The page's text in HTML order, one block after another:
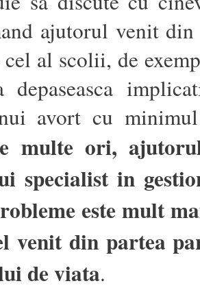
ajutorul venit
al scolii, de
avort cu
multe ori,
specialist in
este mult
venit din partea
de viata.